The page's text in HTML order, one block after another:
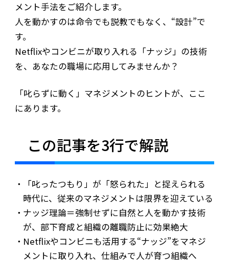
メント手法をご紹介します。
人を動かすのは命令でも説教でもなく、“設計”で
す。
Netflixやコンビニが取り入れる「ナッジ」の技術
を、あなたの職場に応用してみませんか？
「叱らずに動く」マネジメントのヒントが、ここ
にあります。
この記事を3行で解説
「叱ったつもり」が「怒られた」と捉えられる
時代に、従来のマネジメントは限界を迎えている
ナッジ理論＝強制せずに自然と人を動かす技術
が、部下育成と組織の離職防止に効果絶大
Netflixやコンビニも活用する“ナッジ”をマネジ
メントに取り入れ、仕組みで人が育つ組織へ